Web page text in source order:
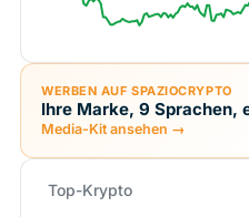
WERBEN AUF SPAZIOCRYPTO
Ihre Marke, 9 Sprachen,
Media-Kit ansehen →
Top-Krypto